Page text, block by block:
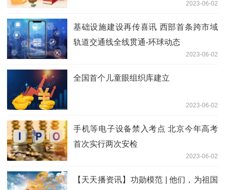
2023-06-02
基础设施建设再传喜讯 西部首条跨市域
轨道交通线全线贯通-环球动态
2023-06-02
全国首个儿童眼组织库建立
2023-06-02
手机等电子设备禁入考点 北京今年高考
首次实行两次安检
2023-06-02
【天天播资讯】功勋模范 | 他们，为祖国